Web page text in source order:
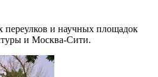
переулков и научных площадок
и Москва-Сити.